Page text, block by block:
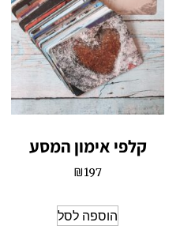
קלפי אימון המסע
₪197
הוספה לסל